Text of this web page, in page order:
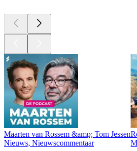
Maarten van Rossem &amp; Tom Jessen
Nieuws, Nieuwscommentaar